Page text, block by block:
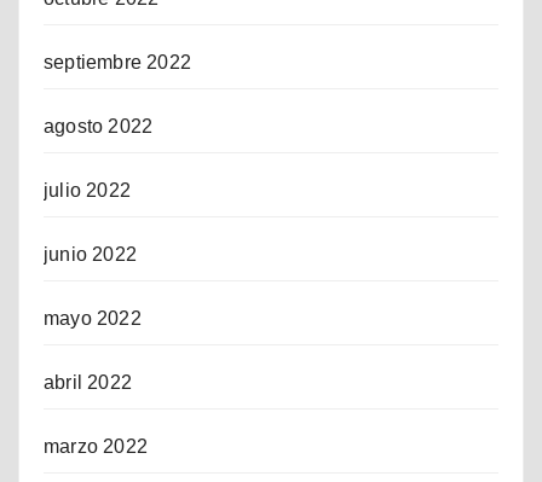
septiembre 2022
agosto 2022
julio 2022
junio 2022
mayo 2022
abril 2022
marzo 2022